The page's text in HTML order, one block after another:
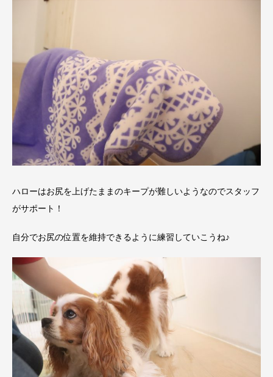
ハローはお尻を上げたままのキープが難しいようなのでスタッフ
がサポート！
自分でお尻の位置を維持できるように練習していこうね♪